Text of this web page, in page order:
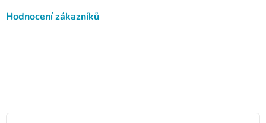
Hodnocení zákazníků